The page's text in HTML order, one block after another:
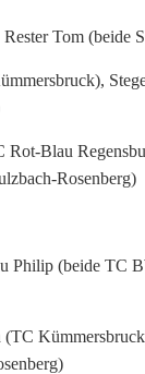
Tom (beide
Rot-Blau
Rosenberg)
Philip (beide TC